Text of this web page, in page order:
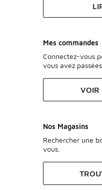
Mes commandes
Connectez-vous
vous avez passées.
VOIR
Nos Magasins
Rechercher une
vous.